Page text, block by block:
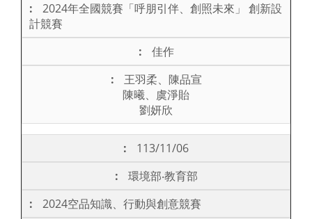
2024年全國競賽「呼朋引伴、創照未來」 創新設
計競賽
佳作
王羽柔、陳品宣
陳曦、虞淨貽
劉妍欣
113/11/06
環境部‧教育部
2024空品知識、行動與創意競賽